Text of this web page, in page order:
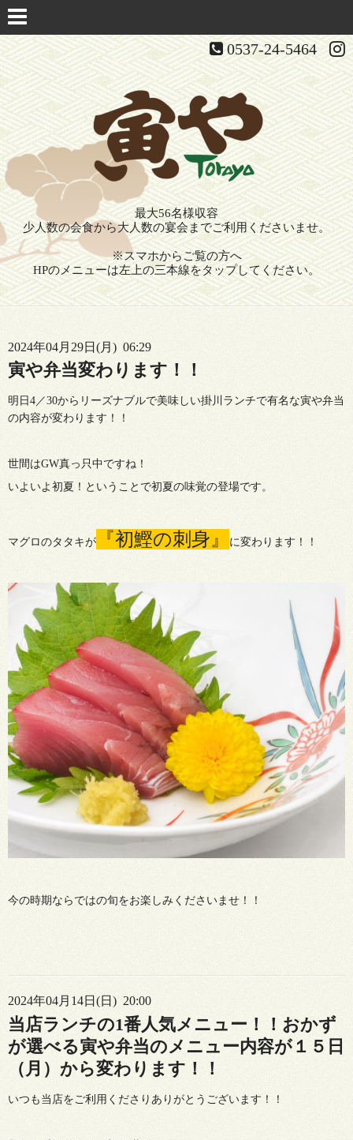
0537-24-5464
最大56名様収容
少人数の会食から大人数の宴会までご利用くださいませ。
※スマホからご覧の方へ
HPのメニューは左上の三本線をタップしてください。
2024年04月29日(月) 06:29
寅や弁当変わります！！
明日4／30からリーズナブルで美味しい掛川ランチで有名な寅や弁当
の内容が変わります！！
世間はGW真っ只中ですね！
いよいよ初夏！ということで初夏の味覚の登場です。
マグロのタタキが 『初鰹の刺身』 に変わります！！
今の時期ならではの旬をお楽しみくださいませ！！
2024年04月14日(日) 20:00
当店ランチの1番人気メニュー！！おかず
が選べる寅や弁当のメニュー内容が１５日
（月）から変わります！！
いつも当店をご利用くださりありがとうございます！！